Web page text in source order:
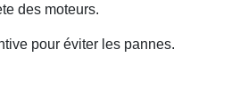
des moteurs.
pour éviter les pannes.